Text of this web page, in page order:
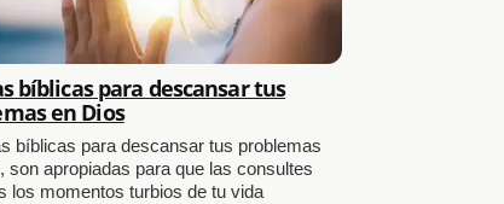
bíblicas para descansar tus
en Dios
bíblicas para descansar tus problemas
son apropiadas para que las consultes
los momentos turbios de tu vida